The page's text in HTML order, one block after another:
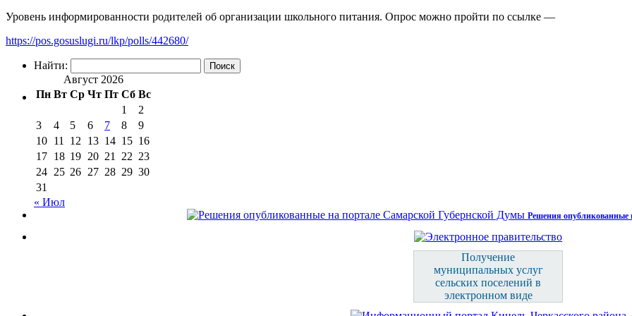
Уровень информированности родителей об организации школьного питания. Опрос можно пройти по ссылке —
https://pos.gosuslugi.ru/lkp/polls/442680/
Найти:
Август 2026
Пн Вт Ср Чт Пт Сб Вс
1
2
3
4 5 6 7 8
9
10 11 12 13 14 15 16
17 18 19 20 21 22 23
24 25 26 27 28 29 30
31
« Июл
Решения опубликованные
Получение
муниципальных услуг
сельских поселений в
электронном виде